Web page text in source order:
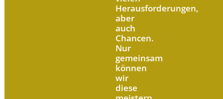
Herausforderungen,
aber
auch
Chancen.
Nur
gemeinsam
können
wir
diese